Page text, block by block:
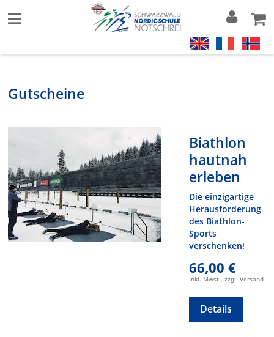
Gutscheine
Biathlon
hautnah
erleben
Die einzigartige
Herausforderung
des Biathlon-
Sports
verschenken!
66,00 €
inkl. Mwst., zzgl. Versand
Details